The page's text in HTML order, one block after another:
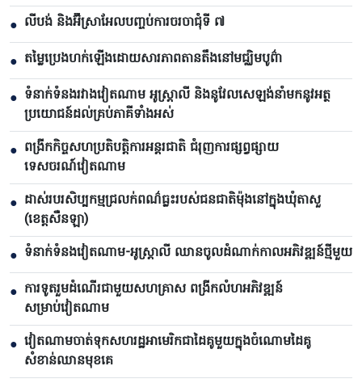
● លីបង់ និងអ៊ីស្រាអែលបញ្ចប់ការចរចាជុំទី ៧​
● តម្លៃប្រេងហក់ឡើងដោយសារភាពតានតឹងនៅមជ្ឈិមបូព៌ា
● ទំនាក់ទំនងរវាងវៀតណាម អូស្ត្រាលី និងនូវែលសេឡង់នាំមកនូវអត្ថ
ប្រយោជន៍ដល់គ្រប់ភាគីទាំងអស់
● ពង្រីកកិច្ចសហប្រតិបត្តិការអន្តរជាតិ ជំរុញការផ្សព្វផ្សាយ
ទេសចរណ៍វៀតណាម
● ដាស់របរសិប្បកម្មជ្រលក់ពណ៌ធ្លះរបស់ជនជាតិម៉ុងនៅក្នុងឃុំតាសួ
(ខេត្តសឺនឡា)
● ទំនាក់ទំនងវៀតណាម-អូស្ត្រាលី ឈាន​ចូលដំណាក់កាលអភិវឌ្ឍន៍ថ្មីមួយ
● ការទូតរួមដំណើរជាមួយសហគ្រាស ពង្រីកលំហអភិវឌ្ឍន៍
សម្រាប់វៀតណាម
● វៀតណាមចាត់ទុកសហរដ្ឋអាមេរិកជាដៃគូមួយក្នុងចំណោមដៃគូ
សំខាន់ឈានមុខគេ